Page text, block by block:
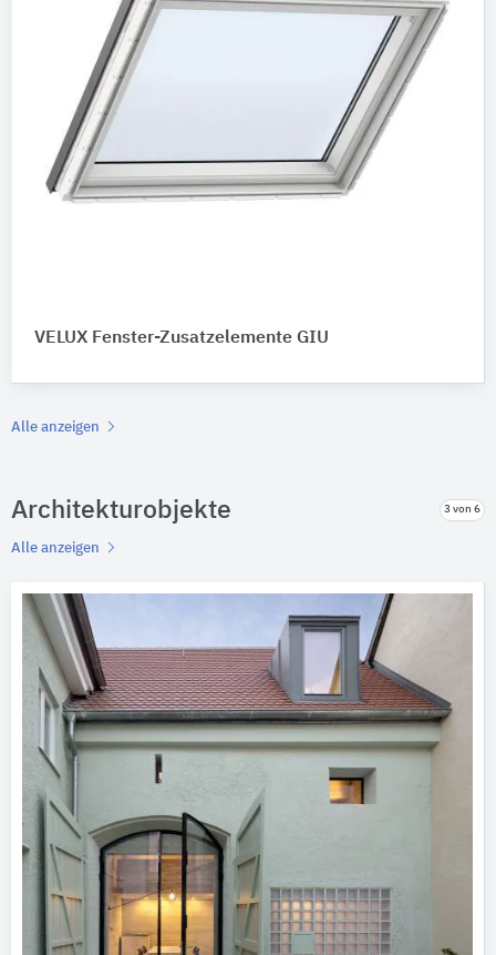
VELUX Fenster-Zusatzelemente GIU
Alle anzeigen
Architekturobjekte 3 von 6
Alle anzeigen